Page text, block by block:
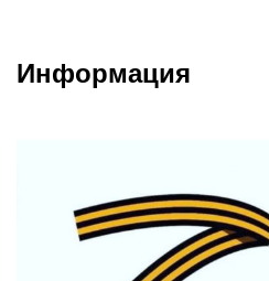
Информация